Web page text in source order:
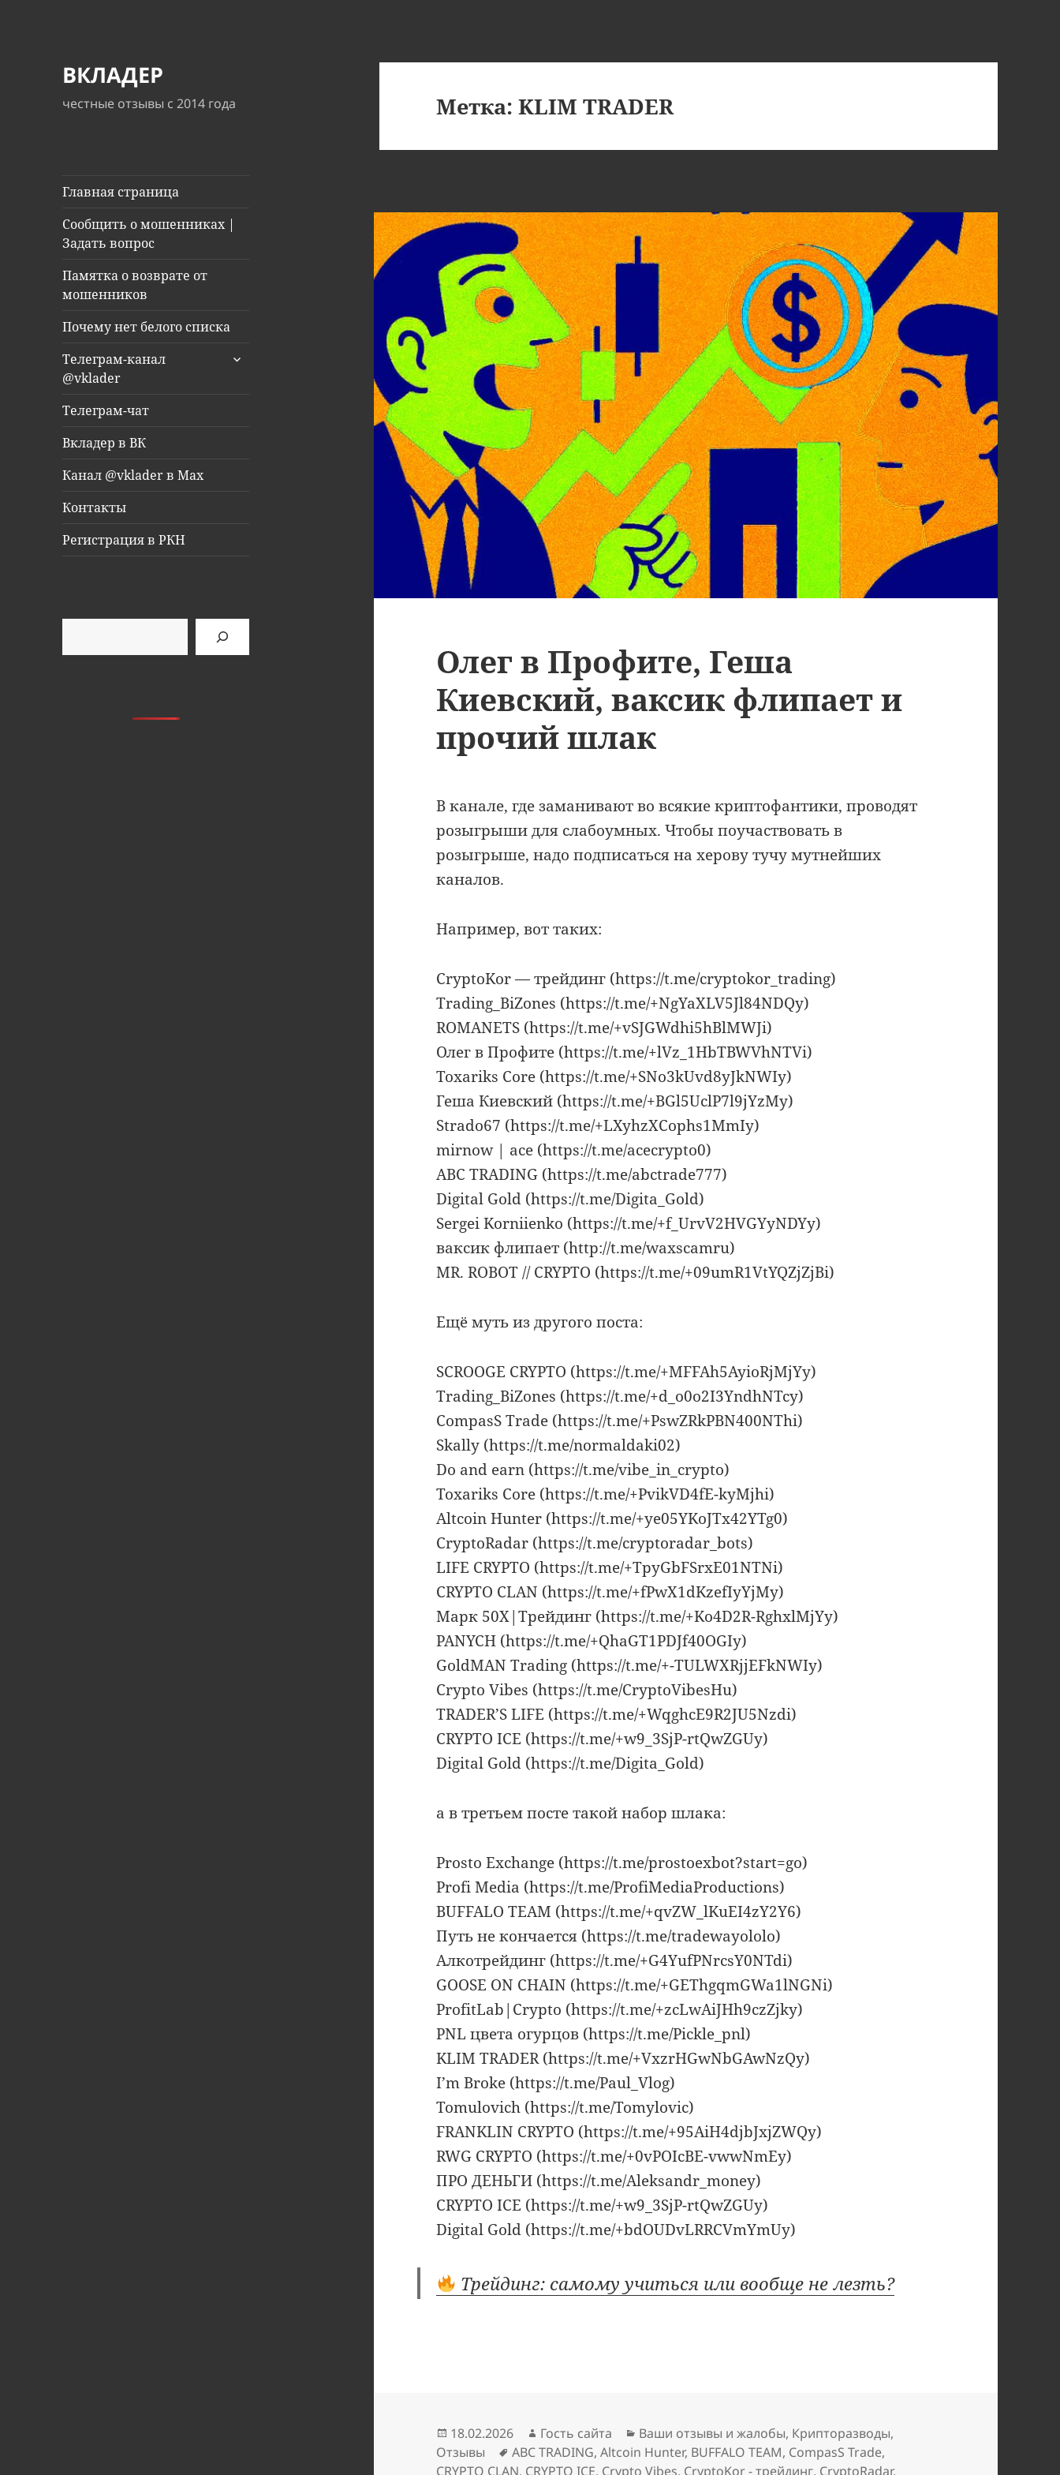
ВКЛАДЕР
честные отзывы с 2014 года
Главная страница
Сообщить о мошенниках |
Задать вопрос
Памятка о возврате от
мошенников
Почему нет белого списка
Телеграм-канал
@vklader
раскрыть
Телеграм-чат
Вкладер в ВК
Канал @vklader в Max
Контакты
Регистрация в РКН
Метка:KLIM TRADER
Олег в Профите, Геша
Киевский, ваксик флипает и
прочий шлак
В канале, где заманивают во всякие криптофантики, проводят
розыгрыши для слабоумных. Чтобы поучаствовать в
розыгрыше, надо подписаться на херову тучу мутнейших
каналов.
Например, вот таких:
CryptoKor — трейдинг (https://t.me/cryptokor_trading)
Trading_BiZones (https://t.me/+NgYaXLV5Jl84NDQy)
ROMANETS (https://t.me/+vSJGWdhi5hBlMWJi)
Олег в Профите (https://t.me/+lVz_1HbTBWVhNTVi)
Toxariks Core (https://t.me/+SNo3kUvd8yJkNWIy)
Геша Киевский (https://t.me/+BGl5UclP7l9jYzMy)
Strado67 (https://t.me/+LXyhzXCophs1MmIy)
mirnow | ace (https://t.me/acecrypto0)
ABC TRADING (https://t.me/abctrade777)
Digital Gold (https://t.me/Digita_Gold)
Sergei Korniienko (https://t.me/+f_UrvV2HVGYyNDYy)
ваксик флипает (http://t.me/waxscamru)
MR. ROBOT // CRYPTO (https://t.me/+09umR1VtYQZjZjBi)
Ещё муть из другого поста:
SCROOGE CRYPTO (https://t.me/+MFFAh5AyioRjMjYy)
Trading_BiZones (https://t.me/+d_o0o2I3YndhNTcy)
CompasS Trade (https://t.me/+PswZRkPBN400NThi)
Skally (https://t.me/normaldaki02)
Do and earn (https://t.me/vibe_in_crypto)
Toxariks Core (https://t.me/+PvikVD4fE-kyMjhi)
Altcoin Hunter (https://t.me/+ye05YKoJTx42YTg0)
CryptoRadar (https://t.me/cryptoradar_bots)
LIFE CRYPTO (https://t.me/+TpyGbFSrxE01NTNi)
CRYPTO CLAN (https://t.me/+fPwX1dKzefIyYjMy)
Марк 50X|Трейдинг (https://t.me/+Ko4D2R-RghxlMjYy)
PANYCH (https://t.me/+QhaGT1PDJf40OGIy)
GoldMAN Trading (https://t.me/+-TULWXRjjEFkNWIy)
Crypto Vibes (https://t.me/CryptoVibesHu)
TRADER’S LIFE (https://t.me/+WqghcE9R2JU5Nzdi)
CRYPTO ICE (https://t.me/+w9_3SjP-rtQwZGUy)
Digital Gold (https://t.me/Digita_Gold)
а в третьем посте такой набор шлака:
Prosto Exchange (https://t.me/prostoexbot?start=go)
Profi Media (https://t.me/ProfiMediaProductions)
BUFFALO TEAM (https://t.me/+qvZW_lKuEI4zY2Y6)
Путь не кончается (https://t.me/tradewayololo)
Алкотрейдинг (https://t.me/+G4YufPNrcsY0NTdi)
GOOSE ON CHAIN (https://t.me/+GEThgqmGWa1lNGNi)
ProfitLab|Crypto (https://t.me/+zcLwAiJHh9czZjky)
PNL цвета огурцов (https://t.me/Pickle_pnl)
KLIM TRADER (https://t.me/+VxzrHGwNbGAwNzQy)
I’m Broke (https://t.me/Paul_Vlog)
Tomulovich (https://t.me/Tomylovic)
FRANKLIN CRYPTO (https://t.me/+95AiH4djbJxjZWQy)
RWG CRYPTO (https://t.me/+0vPOIcBE-vwwNmEy)
ПРО ДЕНЬГИ (https://t.me/Aleksandr_money)
CRYPTO ICE (https://t.me/+w9_3SjP-rtQwZGUy)
Digital Gold (https://t.me/+bdOUDvLRRCVmYmUy)
Трейдинг: самому учиться или вообще не лезть?
Опубликовано
18.02.2026 Автор
Гость сайта Рубрики
Ваши отзывы и жалобы, Крипторазводы,
Отзывы
Метки
ABC TRADING,Altcoin Hunter, BUFFALO TEAM, CompasS Trade,
CRYPTO CLAN, CRYPTO ICE, Crypto Vibes, CryptoKor - трейдинг, CryptoRadar,